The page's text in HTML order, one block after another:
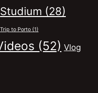
Studium (28)
Trip to Porto (1)
(52) Vlog